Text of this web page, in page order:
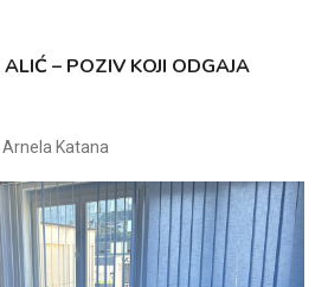
– POZIV KOJI ODGAJA
Arnela Katana